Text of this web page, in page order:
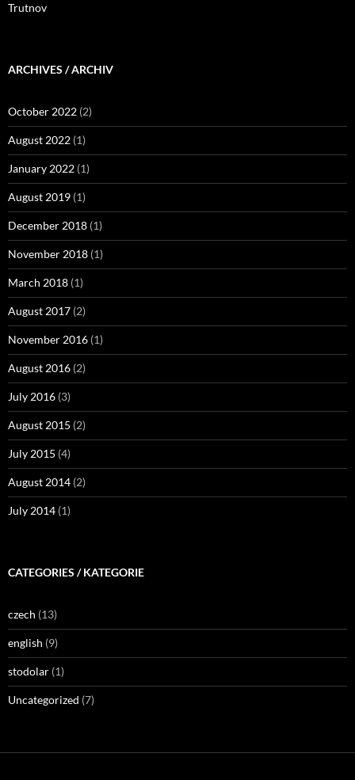
Trutnov
ARCHIVES / ARCHIV
October 2022 (2)
August 2022 (1)
January 2022 (1)
August 2019 (1)
December 2018 (1)
November 2018 (1)
March 2018 (1)
August 2017 (2)
November 2016 (1)
August 2016 (2)
July 2016 (3)
August 2015 (2)
July 2015 (4)
August 2014 (2)
July 2014 (1)
CATEGORIES / KATEGORIE
czech (13)
english (9)
stodolar (1)
Uncategorized (7)